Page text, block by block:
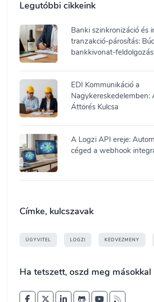
Legutóbbi cikkeink
Banki szinkronizáció és
tranzakció-párosítás:
bankkivonat-
EDI Kommunikáció a
Nagykereskedelemben:
Áttörés Kulcsa
A Logzi API ereje:
céged a webhook
Címke, kulcszavak
ÜGYVITEL LOGZI KEDVEZMENY
Ha tetszett, oszd meg másokkal